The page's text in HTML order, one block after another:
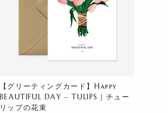
【グリーティングカード】Happy
BEAUTIFUL DAY – TULIPS｜チュー
リップの花束